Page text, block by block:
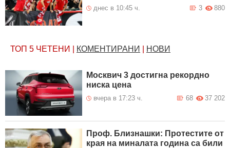
днес в 10:45 ч. 880
3
ТОП 5 ЧЕТЕНИ КОМЕНТИРАНИ НОВИ
Москвич 3 достигна рекордно
ниска цена
вчера в 17:23 ч. 37 202
68
Проф. Близнашки: Протестите от
края на миналата година са били